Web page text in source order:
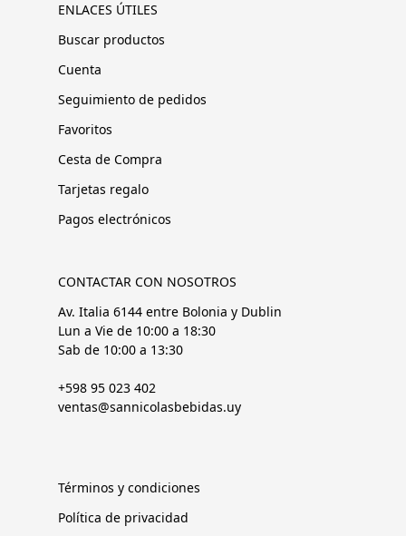
ENLACES ÚTILES
Buscar productos
Cuenta
Seguimiento de pedidos
Favoritos
Cesta de Compra
Tarjetas regalo
Pagos electrónicos
CONTACTAR CON NOSOTROS
Av. Italia 6144 entre Bolonia y Dublin
Lun a Vie de 10:00 a 18:30
Sab de 10:00 a 13:30
+598 95 023 402
ventas@sannicolasbebidas.uy
Términos y condiciones
Política de privacidad